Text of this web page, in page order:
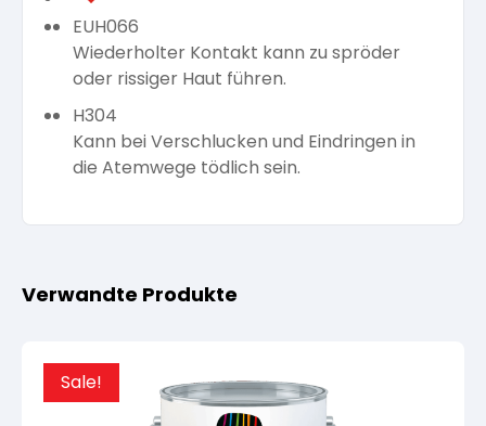
EUH066
Wiederholter Kontakt kann zu spröder
oder rissiger Haut führen.
H304
Kann bei Verschlucken und Eindringen in
die Atemwege tödlich sein.
Verwandte Produkte
Sale!